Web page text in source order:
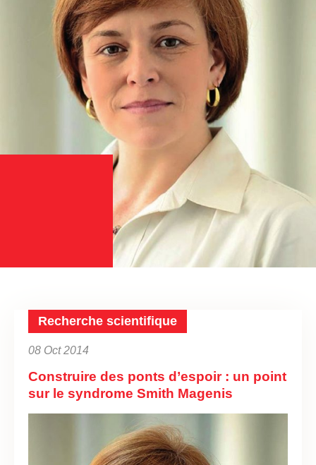
Recherche scientifique
08 Oct 2014
Construire des ponts d’espoir : un point
sur le syndrome Smith Magenis